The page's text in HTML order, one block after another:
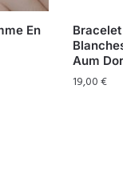
En
Aum
19,00€